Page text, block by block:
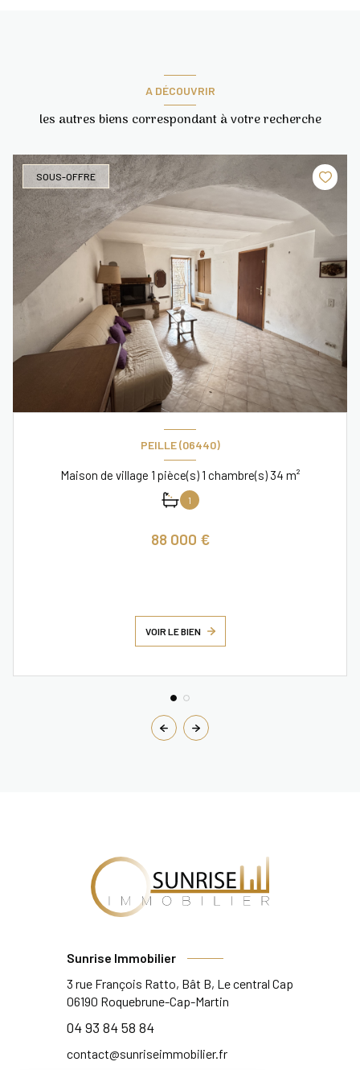
A DÉCOUVRIR
les autres biens correspondant à votre recherche
SOUS-OFFRE
PEILLE (06440)
Maison de village 1 pièce(s) 1 chambre(s) 34 m²
1
88 000 €
VOIR LE BIEN
Sunrise Immobilier
3 rue François Ratto, Bât B, Le central Cap
06190 Roquebrune-Cap-Martin
04 93 84 58 84
contact@sunriseimmobilier.fr